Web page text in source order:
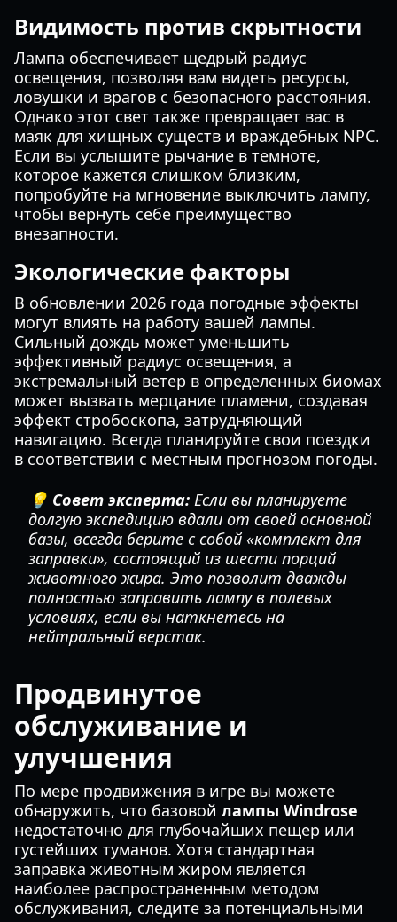
Видимость против скрытности
Лампа обеспечивает щедрый радиус
освещения, позволяя вам видеть ресурсы,
ловушки и врагов с безопасного расстояния.
Однако этот свет также превращает вас в
маяк для хищных существ и враждебных NPC.
Если вы услышите рычание в темноте,
которое кажется слишком близким,
попробуйте на мгновение выключить лампу,
чтобы вернуть себе преимущество
внезапности.
Экологические факторы
В обновлении 2026 года погодные эффекты
могут влиять на работу вашей лампы.
Сильный дождь может уменьшить
эффективный радиус освещения, а
экстремальный ветер в определенных биомах
может вызвать мерцание пламени, создавая
эффект стробоскопа, затрудняющий
навигацию. Всегда планируйте свои поездки
в соответствии с местным прогнозом погоды.
💡 Совет эксперта: Если вы планируете
долгую экспедицию вдали от своей основной
базы, всегда берите с собой «комплект для
заправки», состоящий из шести порций
животного жира. Это позволит дважды
полностью заправить лампу в полевых
условиях, если вы наткнетесь на
нейтральный верстак.
Продвинутое
обслуживание и
улучшения
По мере продвижения в игре вы можете
обнаружить, что базовой лампы Windrose
недостаточно для глубочайших пещер или
густейших туманов. Хотя стандартная
заправка животным жиром является
наиболее распространенным методом
обслуживания, следите за потенциальными